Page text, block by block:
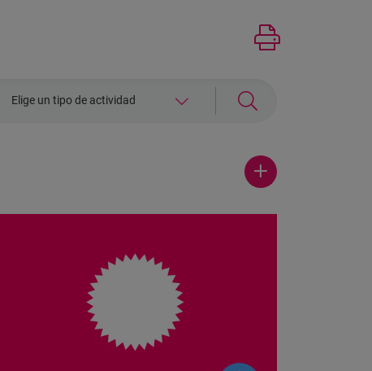
Seleccionar
Elige un tipo de actividad
Ver